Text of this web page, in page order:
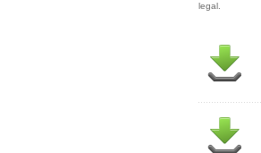
legal.